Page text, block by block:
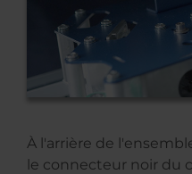
À l'arrière de
le connecteur noir du